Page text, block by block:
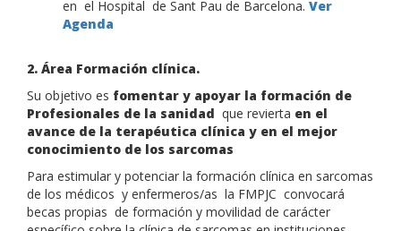
en el Hospital de Sant Pau de Barcelona. Ver
Agenda
2. Área Formación clínica.
Su objetivo es fomentar y apoyar la formación de
Profesionales de la sanidad que revierta en el
avance de la terapéutica clínica y en el mejor
conocimiento de los sarcomas
Para estimular y potenciar la formación clínica en sarcomas
de los médicos y enfermeros/as la FMPJC convocará
becas propias de formación y movilidad de carácter